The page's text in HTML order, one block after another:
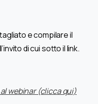
e compilare il
di cui sotto il link.
webinar (clicca qui)